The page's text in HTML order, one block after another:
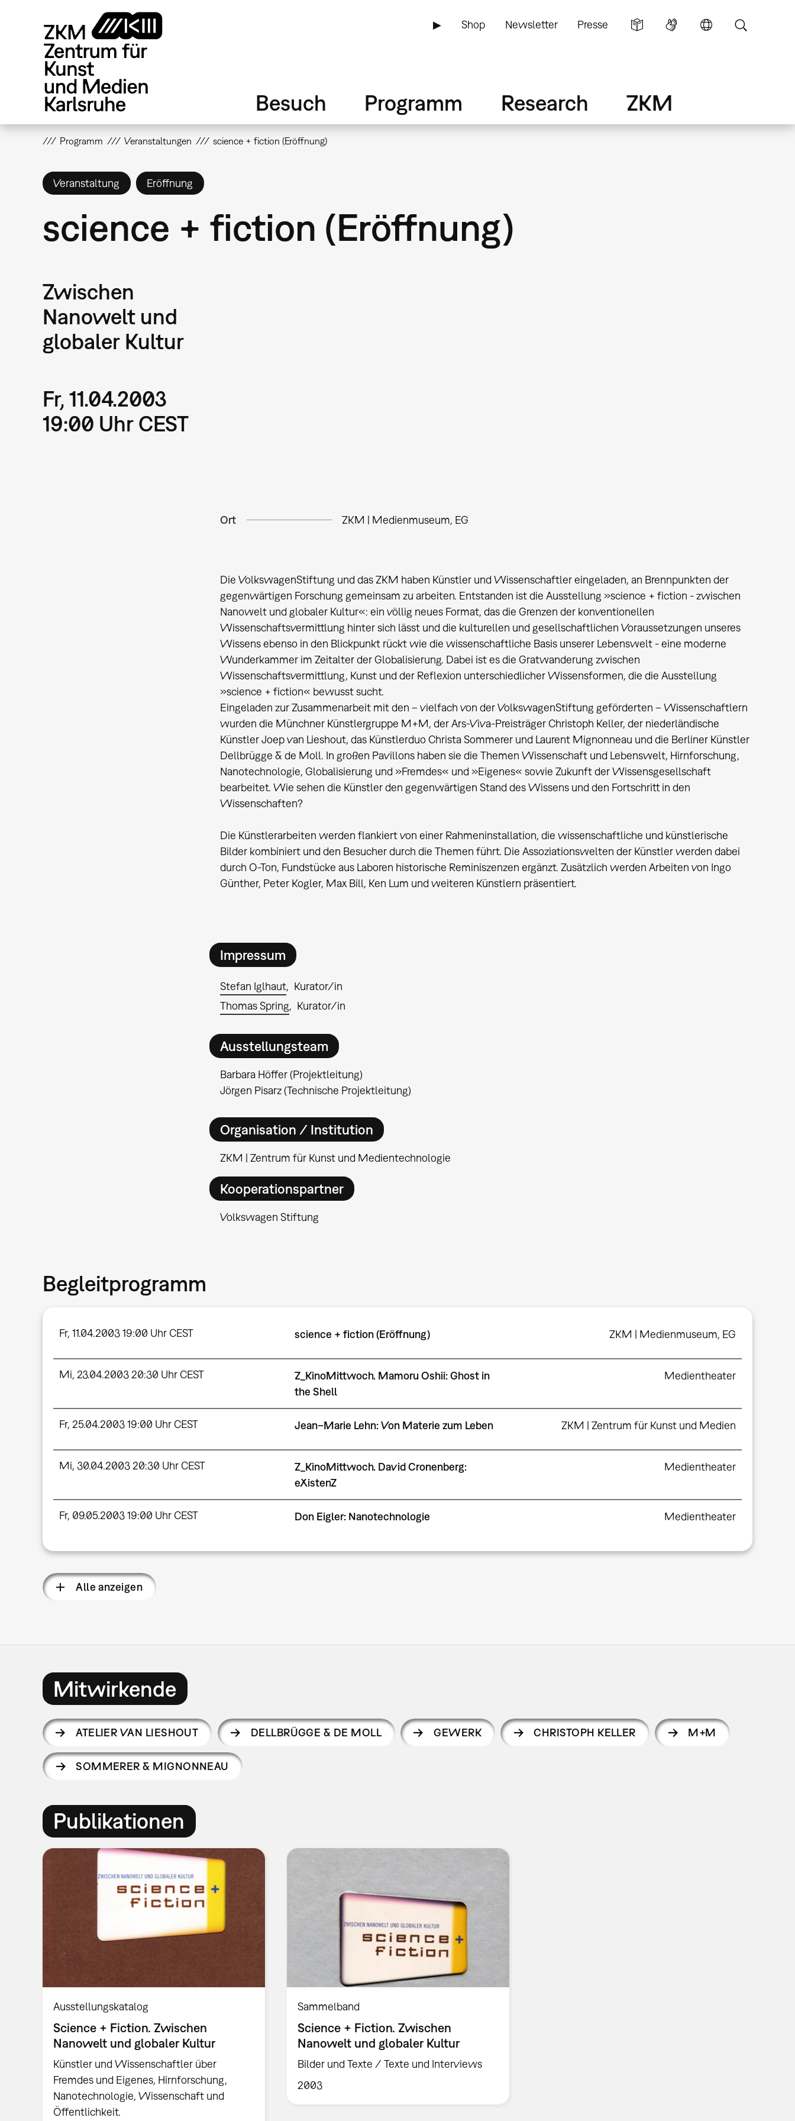
▶ Shop Newsletter Presse
Besuch Programm Research ZKM
Programm Veranstaltungen science + fiction (Eröffnung)
Veranstaltung Eröffnung
science + fiction (Eröffnung)
Zwischen
Nanowelt und
globaler Kultur
Fr, 11.04.2003
19:00 Uhr CEST
Ort ZKM | Medienmuseum, EG
Die VolkswagenStiftung und das ZKM haben Künstler und Wissenschaftler eingeladen, an Brennpunkten der
gegenwärtigen Forschung gemeinsam zu arbeiten. Entstanden ist die Ausstellung »science + fiction - zwischen
Nanowelt und globaler Kultur«: ein völlig neues Format, das die Grenzen der konventionellen
Wissenschaftsvermittlung hinter sich lässt und die kulturellen und gesellschaftlichen Voraussetzungen unseres
Wissens ebenso in den Blickpunkt rückt wie die wissenschaftliche Basis unserer Lebenswelt - eine moderne
Wunderkammer im Zeitalter der Globalisierung. Dabei ist es die Gratwanderung zwischen
Wissenschaftsvermittlung, Kunst und der Reflexion unterschiedlicher Wissensformen, die die Ausstellung
»science + fiction« bewusst sucht.
Eingeladen zur Zusammenarbeit mit den – vielfach von der VolkswagenStiftung geförderten – Wissenschaftlern
wurden die Münchner Künstlergruppe M+M, der Ars-Viva-Preisträger Christoph Keller, der niederländische
Künstler Joep van Lieshout, das Künstlerduo Christa Sommerer und Laurent Mignonneau und die Berliner Künstler
Dellbrügge & de Moll. In großen Pavillons haben sie die Themen Wissenschaft und Lebenswelt, Hirnforschung,
Nanotechnologie, Globalisierung und »Fremdes« und »Eigenes« sowie Zukunft der Wissensgesellschaft
bearbeitet. Wie sehen die Künstler den gegenwärtigen Stand des Wissens und den Fortschritt in den
Wissenschaften?
Die Künstlerarbeiten werden flankiert von einer Rahmeninstallation, die wissenschaftliche und künstlerische
Bilder kombiniert und den Besucher durch die Themen führt. Die Assoziationswelten der Künstler werden dabei
durch O-Ton, Fundstücke aus Laboren historische Reminiszenzen ergänzt. Zusätzlich werden Arbeiten von Ingo
Günther, Peter Kogler, Max Bill, Ken Lum und weiteren Künstlern präsentiert.
Impressum
Stefan Iglhaut
Kurator/in
Thomas Spring
Kurator/in
Ausstellungsteam
Barbara Höffer (Projektleitung)
Jörgen Pisarz (Technische Projektleitung)
Organisation / Institution
ZKM | Zentrum für Kunst und Medientechnologie
Kooperationspartner
Volkswagen Stiftung
Begleitprogramm
Fr, 11.04.2003 19:00 Uhr CEST science + fiction (Eröffnung) ZKM | Medienmuseum, EG
Mi, 23.04.2003 20:30 Uhr CEST
Z_KinoMittwoch. Mamoru Oshii: Ghost in
the Shell
Medientheater
Fr, 25.04.2003 19:00 Uhr CEST Jean–Marie Lehn: Von Materie zum Leben ZKM | Zentrum für Kunst und Medien
Mi, 30.04.2003 20:30 Uhr CEST
Z_KinoMittwoch. David Cronenberg:
eXistenZ
Medientheater
Fr, 09.05.2003 19:00 Uhr CEST Don Eigler: Nanotechnologie Medientheater
Alle anzeigen
Mitwirkende
ATELIER VAN LIESHOUT DELLBRÜGGE & DE MOLL GEWERK CHRISTOPH KELLER M+M
SOMMERER & MIGNONNEAU
Publikationen
Ausstellungskatalog
Science + Fiction. Zwischen
Nanowelt und globaler Kultur
Künstler und Wissenschaftler über
Fremdes und Eigenes, Hirnforschung,
Nanotechnologie, Wissenschaft und
Öffentlichkeit.
Sammelband
Science + Fiction. Zwischen
Nanowelt und globaler Kultur
Bilder und Texte / Texte und Interviews
2003